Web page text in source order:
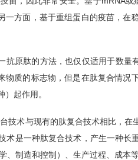
一方面，基于重组蛋白的疫苗，在
原肽的方法，也仅仅适用于数量
物质的标志物，但是在肽复合情况
起作用。
术与现有的肽复合技术相比，在
术是一种肽复合技术，产生一种长
、制造和控制）、生产过程、成本